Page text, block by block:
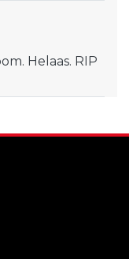
Helaas. RIP